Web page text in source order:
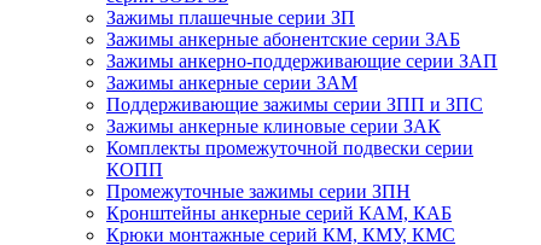
Зажимы плашечные серии ЗП
Зажимы анкерные абонентские серии ЗАБ
Зажимы анкерно-поддерживающие серии ЗАП
Зажимы анкерные серии ЗАМ
Поддерживающие зажимы серии ЗПП и ЗПС
Зажимы анкерные клиновые серии ЗАК
Комплекты промежуточной подвески серии
КОПП
Промежуточные зажимы серии ЗПН
Кронштейны анкерные серий КАМ, КАБ
Крюки монтажные серий КМ, КМУ, КМС